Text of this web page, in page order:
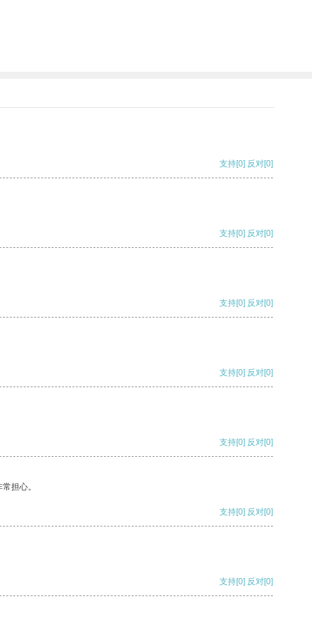
支持[0] 反对[0]
支持[0] 反对[0]
支持[0] 反对[0]
支持[0] 反对[0]
支持[0] 反对[0]
担心。
支持[0] 反对[0]
支持[0] 反对[0]